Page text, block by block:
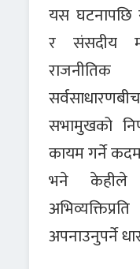
यस घटनापछि
र संसदीय
सभामुखको
कायम गर्ने
भने केहीले
अपनाउनुपर्ने